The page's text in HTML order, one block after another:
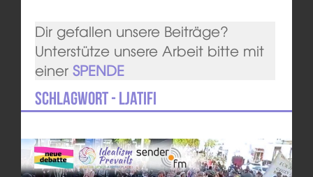
Dir gefallen unsere Beiträge?
Unterstütze unsere Arbeit bitte mit
einer SPENDE
Schlagwort - Ljatifi